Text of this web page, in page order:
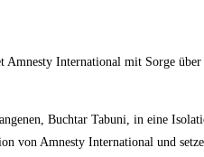
Amnesty International mit Sorge
Buchtar Tabuni, in eine
von Amnesty International und